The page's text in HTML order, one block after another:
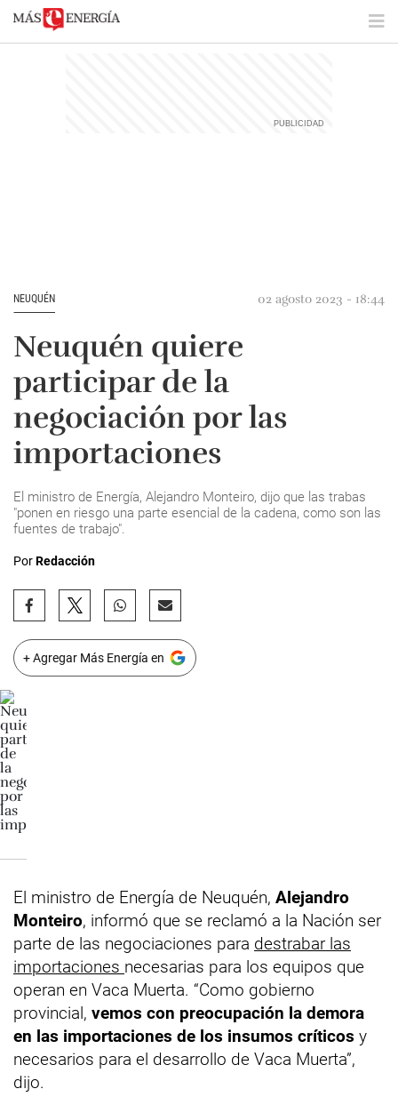
NEUQUÉN 02 agosto 2023 - 18:44
Neuquén quiere
participar de la
negociación por las
importaciones
El ministro de Energía, Alejandro Monteiro, dijo que las trabas
"ponen en riesgo una parte esencial de la cadena, como son las
fuentes de trabajo".
PorRedacción
+ Agregar Más Energía en
El ministro de Energía de Neuquén, Alejandro
Monteiro, informó que se reclamó a la Nación ser
parte de las negociaciones para destrabar las
importaciones necesarias para los equipos que
operan en Vaca Muerta. “Como gobierno
provincial, vemos con preocupación la demora
en las importaciones de los insumos críticos y
necesarios para el desarrollo de Vaca Muerta”,
dijo.